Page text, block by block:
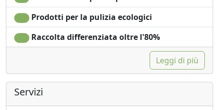
Guardaroba
Scrivania
Divano
Ingresso
indipendente
Prodotti per la pulizia ecologici
Raccolta differenziata oltre l'80%
Leggi di più
Servizi